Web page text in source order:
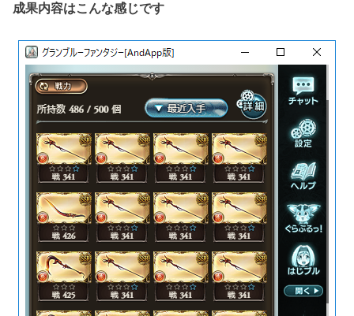
成果内容はこんな感じです